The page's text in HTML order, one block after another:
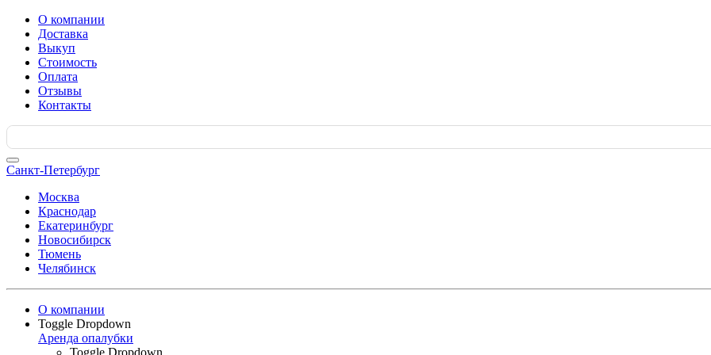
О компании
Доставка
Выкуп
Стоимость
Оплата
Отзывы
Контакты
Search
for:
Санкт-Петербург
Москва
Краснодар
Екатеринбург
Новосибирск
Тюмень
Челябинск
О компании
Toggle Dropdown
Аренда опалубки
Toggle Dropdown